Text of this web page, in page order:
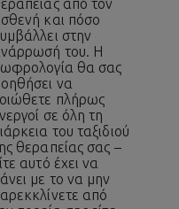
από τον
και πόσο
στην
του. Η
θα σας
να
πλήρως
σε όλη τη
του ταξιδιού
θεραπείας σας –
αυτό έχει να
με το να μην
από